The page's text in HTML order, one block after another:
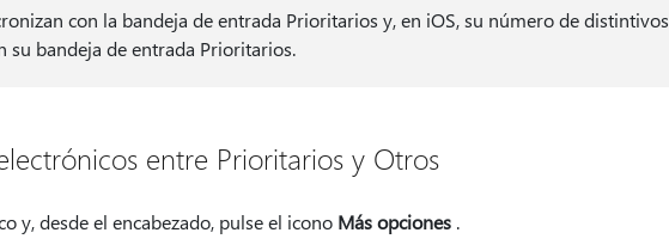
con la bandeja de entrada Prioritarios y, en iOS, su número de distintivos
su bandeja de entrada Prioritarios.
entre Prioritarios y Otros
y, desde el encabezado, pulse el icono Más opciones.